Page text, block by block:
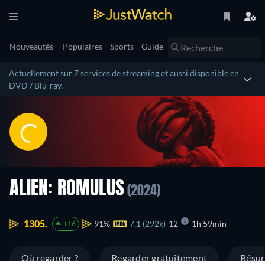
Nouveautés Populaires Sports Guide
Actuellement sur 7 services de streaming et aussi disponible en
DVD / Blu-ray.
ALIEN: ROMULUS (2024)
1305. +16 91% 7.1 (292k) 12 1h 59min
Où regarder ? Regarder gratuitement